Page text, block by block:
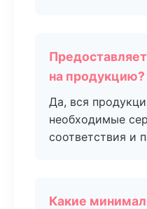
на продукцию?
Да, вся
необходимые
соответствия и
Какие